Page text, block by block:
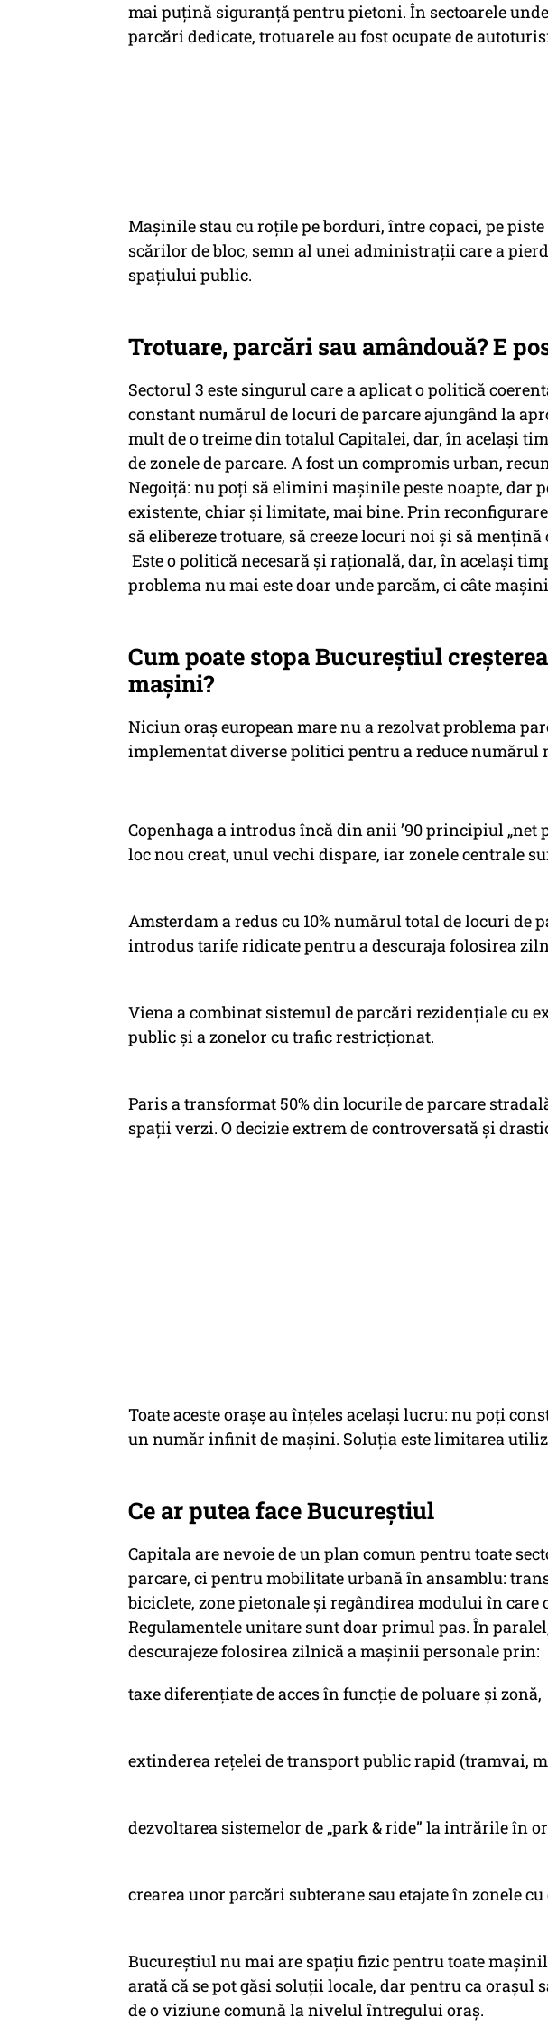
mai puțină siguranță pentru pietoni. În sectoarele
parcări dedicate, trotuarele au fost ocupate de
Mașinile stau cu roțile pe borduri, între copaci, pe
scărilor de bloc, semn al unei administrații care a
spațiului public.
Trotuare, parcări sau amândouă? E
Sectorul 3 este singurul care a aplicat o politică
constant numărul de locuri de parcare ajungând la
mult de o treime din totalul Capitalei, dar, în același
de zonele de parcare. A fost un compromis urban,
Negoiță: nu poți să elimini mașinile peste noapte, dar
existente, chiar și limitate, mai bine. Prin
să elibereze trotuare, să creeze locuri noi și să
Este o politică necesară și rațională, dar, în același
problema nu mai este doar unde parcăm, ci câte
Cum poate stopa Bucureștiul
mașini?
Niciun oraș european mare nu a rezolvat problema
implementat diverse politici pentru a reduce numărul
Copenhaga a introdus încă din anii ’90 principiul „net
loc nou creat, unul vechi dispare, iar zonele centrale
Amsterdam a redus cu 10% numărul total de locuri de
introdus tarife ridicate pentru a descuraja folosirea
Viena a combinat sistemul de parcări rezidențiale cu
public și a zonelor cu trafic restricționat.
Paris a transformat 50% din locurile de parcare
spații verzi. O decizie extrem de controversată și
Toate aceste orașe au înțeles același lucru: nu poți
un număr infinit de mașini. Soluția este limitarea
Ce ar putea face Bucureștiul
Capitala are nevoie de un plan comun pentru toate
parcare, ci pentru mobilitate urbană în ansamblu:
biciclete, zone pietonale și regândirea modului în care
Regulamentele unitare sunt doar primul pas. În
descurajeze folosirea zilnică a mașinii personale prin:
taxe diferențiate de acces în funcție de poluare și zonă,
extinderea rețelei de transport public rapid (tramvai,
dezvoltarea sistemelor de „park & ride” la intrările în
crearea unor parcări subterane sau etajate în zonele
Bucureștiul nu mai are spațiu fizic pentru toate
arată că se pot găsi soluții locale, dar pentru ca orașul
de o viziune comună la nivelul întregului oraș.